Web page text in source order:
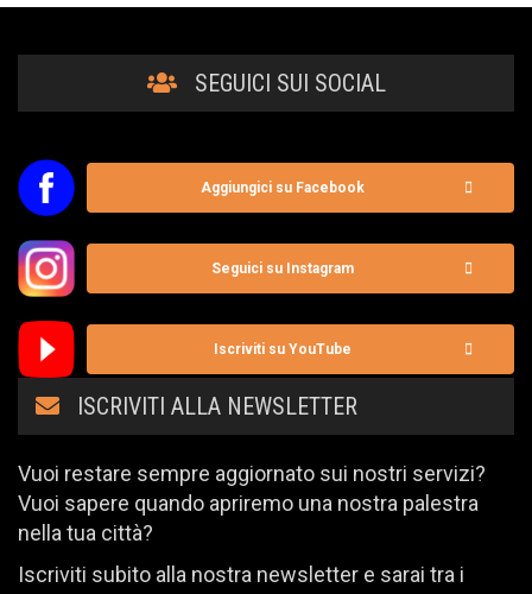
SEGUICI SUI SOCIAL
Aggiungici su Facebook
Seguici su Instagram
Iscriviti su YouTube
ISCRIVITI ALLA NEWSLETTER
Vuoi restare sempre aggiornato sui nostri servizi?
Vuoi sapere quando apriremo una nostra palestra
nella tua città?
Iscriviti subito alla nostra newsletter e sarai tra i